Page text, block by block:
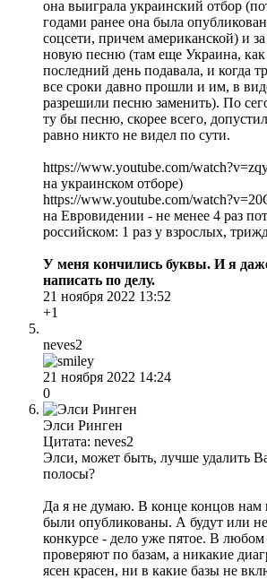
она выиграла украинский отбор
годами ранее она была
соцсети, причем американской) и
новую песню (там еще Украина, как
последний день подавала, и когда
все сроки давно прошли и им, в
разрешили песню заменить). По
ту бы песню, скорее всего,
равно никто не видел по сути.
https://www.youtube.com/
на украинском отборе)
https://www.youtube.com/
на Евровидении - не менее 4 раз
российском: 1 раз у взрослых,
У меня кончились буквы. И я
написать по делу.
21 ноября 2022 13:52
+1
neves2
21 ноября 2022 14:24
0
Элси Ринген
Цитата: neves2
Элси, может быть, лучше удалить
полосы?
Да я не думаю. В конце концов нам
были опубликованы. А будут или
конкурсе - дело уже пятое. В любом
проверяют по базам, а никакие
ясен красен, ни в какие базы не